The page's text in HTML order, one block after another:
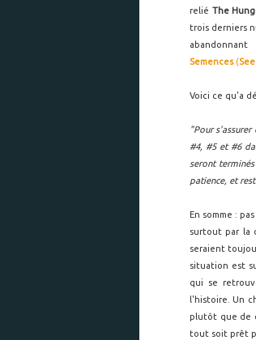
relié The
trois derniers
Semences(
Voici ce qu'a
"Pour
#4, #5 et #6
seront
patience, et
En somme :
surtout par la
seraient
situation est
qui se
l'histoire. Un
plutôt que de
tout soit prêt